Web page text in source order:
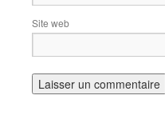
Site web